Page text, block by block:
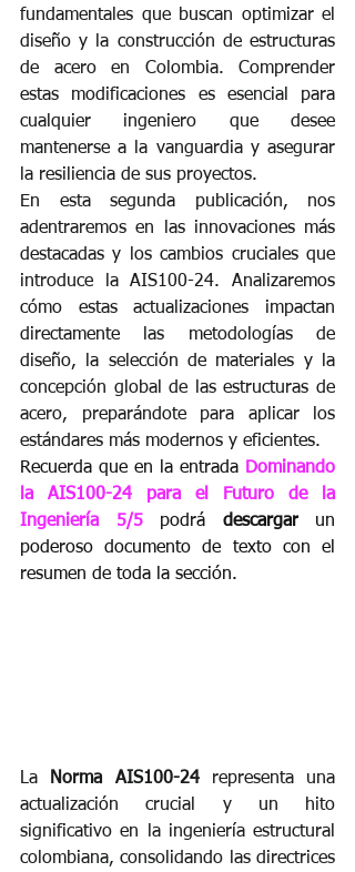
fundamentales que buscan optimizar el
diseño y la construcción de estructuras
de acero en Colombia. Comprender
estas modificaciones es esencial para
cualquier ingeniero que desee
mantenerse a la vanguardia y asegurar
la resiliencia de sus proyectos.
En esta segunda publicación, nos
adentraremos en las innovaciones más
destacadas y los cambios cruciales que
introduce la AIS100-24. Analizaremos
cómo estas actualizaciones impactan
directamente las metodologías de
diseño, la selección de materiales y la
concepción global de las estructuras de
acero, preparándote para aplicar los
estándares más modernos y eficientes.
Recuerda que en la entrada Dominando
la AIS100-24 para el Futuro de la
Ingeniería 5/5 podrá descargar un
poderoso documento de texto con el
resumen de toda la sección.
La Norma AIS100-24 representa una
actualización crucial y un hito
significativo en la ingeniería estructural
colombiana, consolidando las directrices